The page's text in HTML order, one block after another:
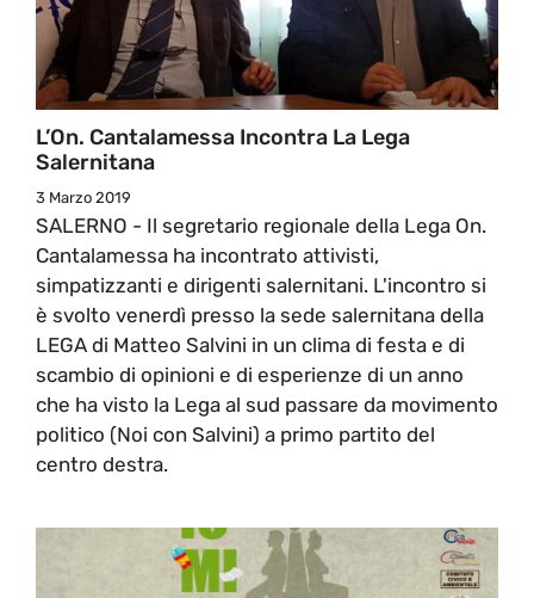
L’On. Cantalamessa Incontra La Lega
Salernitana
3 Marzo 2019
SALERNO - Il segretario regionale della Lega On.
Cantalamessa ha incontrato attivisti,
simpatizzanti e dirigenti salernitani. L'incontro si
è svolto venerdì presso la sede salernitana della
LEGA di Matteo Salvini in un clima di festa e di
scambio di opinioni e di esperienze di un anno
che ha visto la Lega al sud passare da movimento
politico (Noi con Salvini) a primo partito del
centro destra.